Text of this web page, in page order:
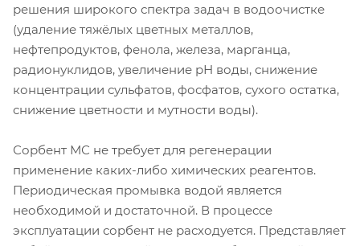
решения широкого спектра задач в водоочистке
(удаление тяжёлых цветных металлов,
нефтепродуктов, фенола, железа, марганца,
радионуклидов, увеличение рН воды, снижение
концентрации сульфатов, фосфатов, сухого остатка,
снижение цветности и мутности воды).
Сорбент МС не требует для регенерации
применение каких-либо химических реагентов.
Периодическая промывка водой является
необходимой и достаточной. В процессе
эксплуатации сорбент не расходуется. Представляет